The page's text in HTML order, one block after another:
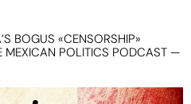
BOGUS «CENSORSHIP»
MEXICAN POLITICS PODCAST —